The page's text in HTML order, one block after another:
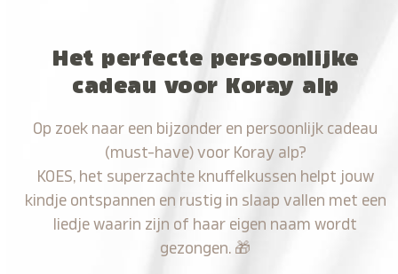
Het perfecte persoonlijke
cadeau voor Koray alp
Op zoek naar een bijzonder en persoonlijk cadeau
(must-have) voor Koray alp?
KOES, het superzachte knuffelkussen helpt jouw
kindje ontspannen en rustig in slaap vallen met een
liedje waarin zijn of haar eigen naam wordt
gezongen. 🎁